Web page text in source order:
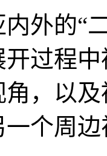
内外的“
过程
，以
个周